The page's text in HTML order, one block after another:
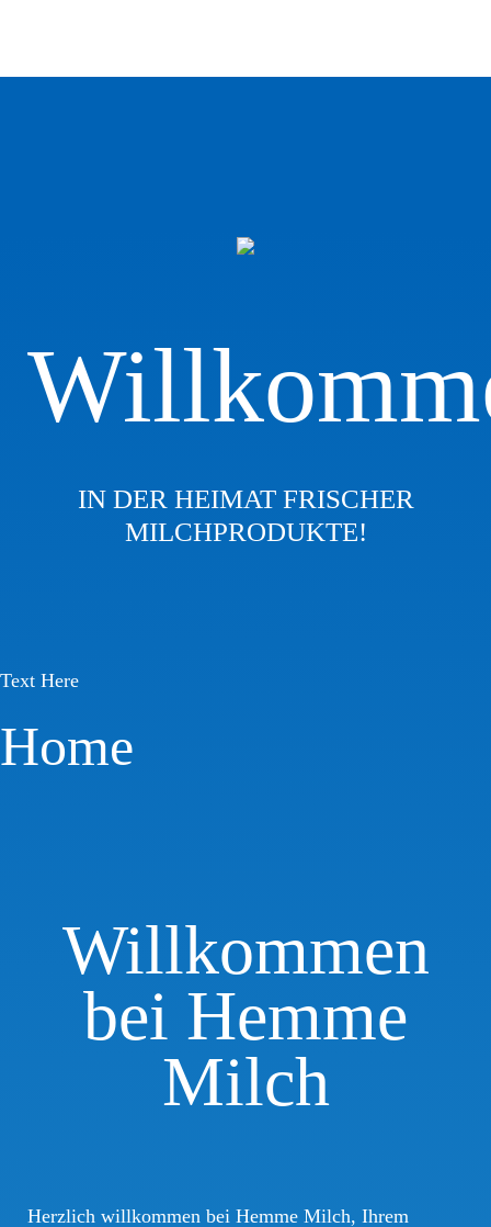
IN DER HEIMAT FRISCHER
MILCHPRODUKTE!
Text Here
Home
Willkommen
bei Hemme
Milch
Herzlich willkommen bei Hemme Milch, Ihrem